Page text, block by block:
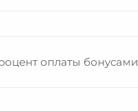
оплаты бонусами